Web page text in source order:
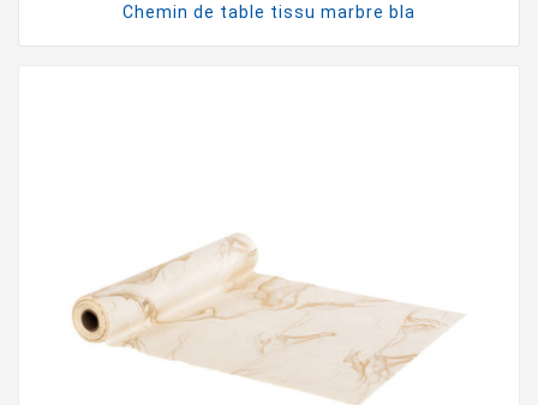
Chemin de table tissu marbre bla